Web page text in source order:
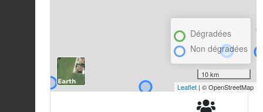
Dégradées
Non dégradées
10 km
Leaflet | © OpenStreetMap